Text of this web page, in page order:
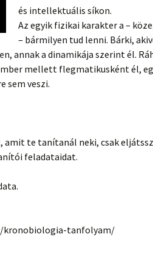
foglalkozások
és intellektuális síkon.
Az egyik fizikai karakter a –
– bármilyen tud lenni. Bárki,
annak a dinamikája szerint él.
mellett flegmatikusként él,
sem veszi.
amit te tanítanál neki, csak
feladataidat.
tanfolyam/